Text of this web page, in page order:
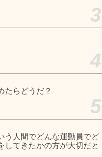
3
4
たらどうだ？
5
う人間でどんな運動員でど
してきたかの方が大切だと